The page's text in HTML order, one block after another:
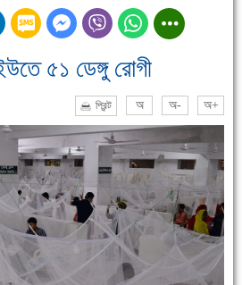
৫১ ডেঙ্গু রোগী
প্রিন্ট অ অ- অ+